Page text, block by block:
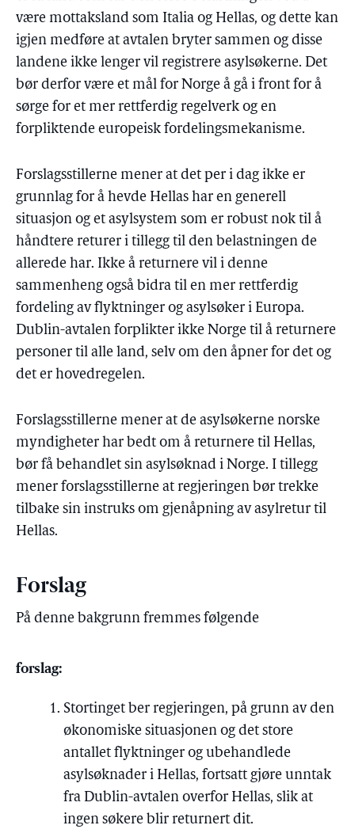
være mottaksland som Italia og Hellas, og dette kan
igjen medføre at avtalen bryter sammen og disse
landene ikke lenger vil registrere asylsøkerne. Det
bør derfor være et mål for Norge å gå i front for å
sørge for et mer rettferdig regelverk og en
forpliktende europeisk fordelingsmekanisme.
Forslagsstillerne mener at det per i dag ikke er
grunnlag for å hevde Hellas har en generell
situasjon og et asylsystem som er robust nok til å
håndtere returer i tillegg til den belastningen de
allerede har. Ikke å returnere vil i denne
sammenheng også bidra til en mer rettferdig
fordeling av flyktninger og asylsøker i Europa.
Dublin-avtalen forplikter ikke Norge til å returnere
personer til alle land, selv om den åpner for det og
det er hovedregelen.
Forslagsstillerne mener at de asylsøkerne norske
myndigheter har bedt om å returnere til Hellas,
bør få behandlet sin asylsøknad i Norge. I tillegg
mener forslagsstillerne at regjeringen bør trekke
tilbake sin instruks om gjenåpning av asylretur til
Hellas.
Forslag
På denne bakgrunn fremmes følgende
forslag:
Stortinget ber regjeringen, på grunn av den
økonomiske situasjonen og det store
antallet flyktninger og ubehandlede
asylsøknader i Hellas, fortsatt gjøre unntak
fra Dublin-avtalen overfor Hellas, slik at
ingen søkere blir returnert dit.